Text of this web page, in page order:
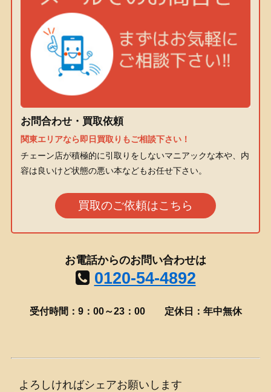
お問合わせ・買取依頼
関東エリアなら即日買取りもご相談下さい！
チェーン店が積極的に引取りをしないマニアックな本や、内
容は良いけど状態の悪い本などもお任せ下さい。
買取のご依頼はこちら
お電話からのお問い合わせは
0120-54-4892
受付時間：9：00～23：00 定休日：年中無休
よろしければシェアお願いします